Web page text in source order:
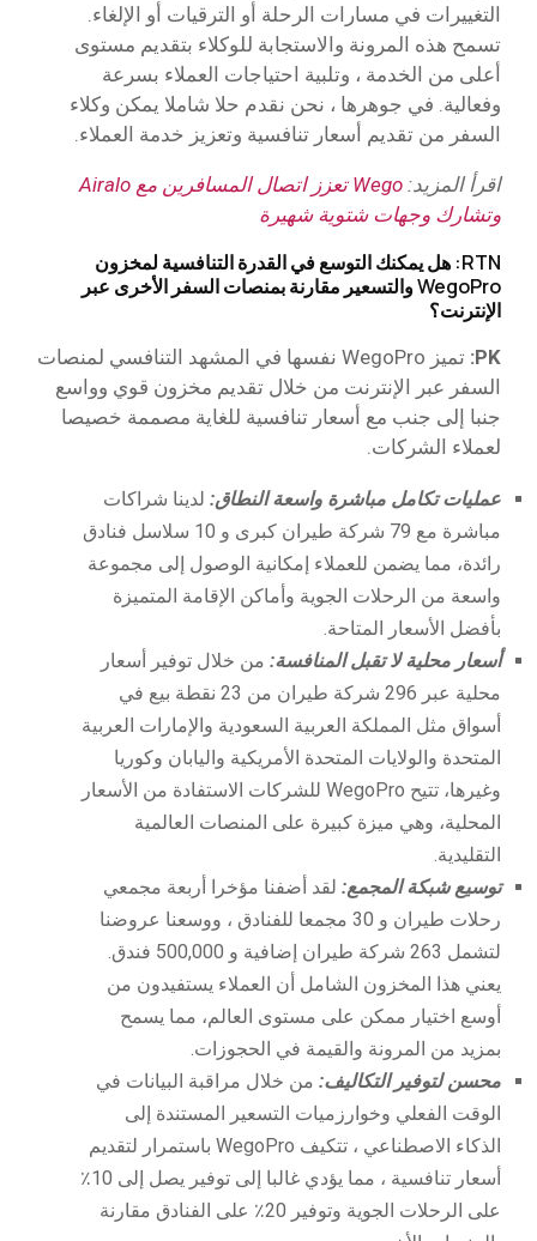
التغييرات في مسارات الرحلة أو الترقيات أو الإلغاء.
تسمح هذه المرونة والاستجابة للوكلاء بتقديم مستوى
أعلى من الخدمة ، وتلبية احتياجات العملاء بسرعة
وفعالية. في جوهرها ، نحن نقدم حلا شاملا يمكن وكلاء
السفر من تقديم أسعار تنافسية وتعزيز خدمة العملاء.
اقرأ المزيد:
Wego تعزز اتصال المسافرين مع Airalo
وتشارك وجهات شتوية شهيرة
RTN: هل يمكنك التوسع في القدرة التنافسية لمخزون
WegoPro والتسعير مقارنة بمنصات السفر الأخرى عبر
الإنترنت؟
PK:
تميز WegoPro نفسها في المشهد التنافسي لمنصات
السفر عبر الإنترنت من خلال تقديم مخزون قوي وواسع
جنبا إلى جنب مع أسعار تنافسية للغاية مصممة خصيصا
لعملاء الشركات.
عمليات تكامل مباشرة واسعة النطاق: لدينا شراكات
مباشرة مع 79 شركة طيران كبرى و 10 سلاسل فنادق
رائدة، مما يضمن للعملاء إمكانية الوصول إلى مجموعة
واسعة من الرحلات الجوية وأماكن الإقامة المتميزة
بأفضل الأسعار المتاحة.
أسعار محلية لا تقبل المنافسة: من خلال توفير أسعار
محلية عبر 296 شركة طيران من 23 نقطة بيع في
أسواق مثل المملكة العربية السعودية والإمارات العربية
المتحدة والولايات المتحدة الأمريكية واليابان وكوريا
وغيرها، تتيح WegoPro للشركات الاستفادة من الأسعار
المحلية، وهي ميزة كبيرة على المنصات العالمية
التقليدية.
توسيع شبكة المجمع: لقد أضفنا مؤخرا أربعة مجمعي
رحلات طيران و 30 مجمعا للفنادق ، ووسعنا عروضنا
لتشمل 263 شركة طيران إضافية و 500,000 فندق.
يعني هذا المخزون الشامل أن العملاء يستفيدون من
أوسع اختيار ممكن على مستوى العالم، مما يسمح
بمزيد من المرونة والقيمة في الحجوزات.
محسن لتوفير التكاليف: من خلال مراقبة البيانات في
الوقت الفعلي وخوارزميات التسعير المستندة إلى
الذكاء الاصطناعي ، تتكيف WegoPro باستمرار لتقديم
أسعار تنافسية ، مما يؤدي غالبا إلى توفير يصل إلى 10٪
على الرحلات الجوية وتوفير 20٪ على الفنادق مقارنة